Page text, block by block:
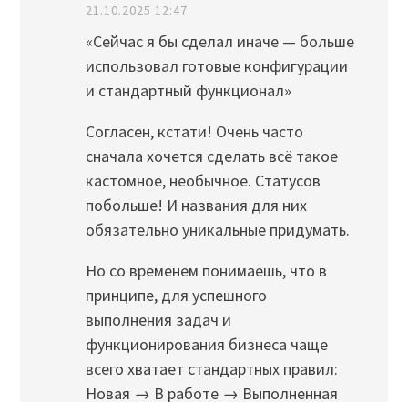
21.10.2025 12:47
«Сейчас я бы сделал иначе — больше
использовал готовые конфигурации
и стандартный функционал»
Согласен, кстати! Очень часто
сначала хочется сделать всё такое
кастомное, необычное. Статусов
побольше! И названия для них
обязательно уникальные придумать.
Но со временем понимаешь, что в
принципе, для успешного
выполнения задач и
функционирования бизнеса чаще
всего хватает стандартных правил:
Новая → В работе → Выполненная